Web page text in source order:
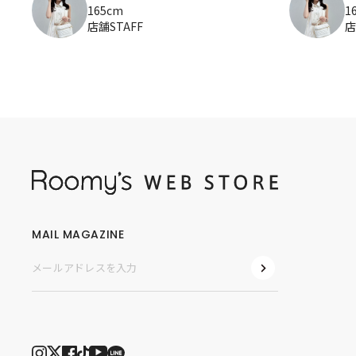
165cm
店舗STAFF
MAIL MAGAZINE